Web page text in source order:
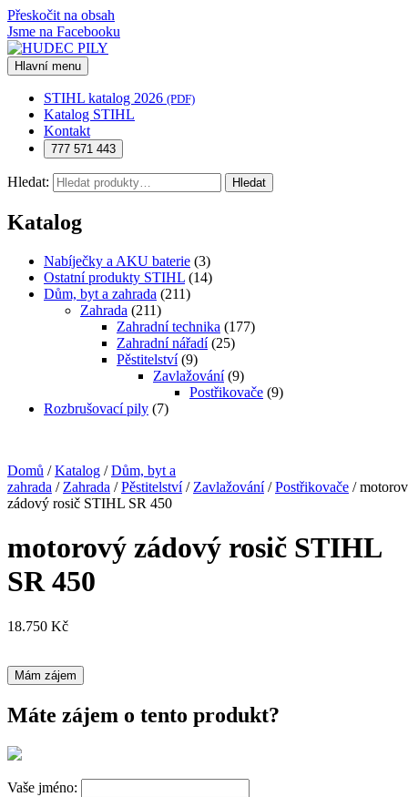
Přeskočit na obsah
Jsme na Facebooku
Hlavní menu
STIHL katalog 2026 (PDF)
Katalog STIHL
Kontakt
777 571 443
Hledat: Hledat
Katalog
Nabíječky a AKU baterie (3)
Ostatní produkty STIHL (14)
Dům, byt a zahrada (211)
Zahrada (211)
Zahradní technika (177)
Zahradní nářadí (25)
Pěstitelství (9)
Zavlažování (9)
Postřikovače (9)
Rozbrušovací pily (7)
Domů /Katalog /Dům, byt a
zahrada / Zahrada /Pěstitelství/ Zavlažování/Postřikovače /
zádový rosič STIHL SR 450
motorový zádový rosič STIHL
SR 450
18.750 Kč
Mám zájem
Máte zájem o tento produkt?
Vaše jméno: